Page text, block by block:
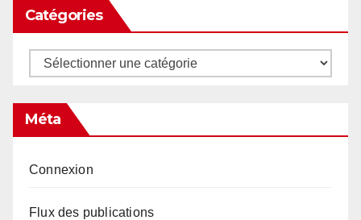
Catégories
Catégories
Méta
Connexion
Flux des publications